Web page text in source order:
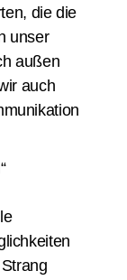
die die
unser
außen
auch